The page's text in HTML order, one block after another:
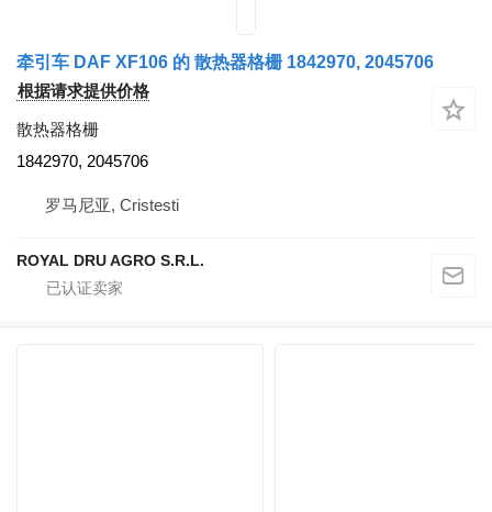
牵引车 DAF XF106 的 散热器格栅 1842970, 2045706
根据请求提供价格
散热器格栅
1842970, 2045706
罗马尼亚, Cristesti
ROYAL DRU AGRO S.R.L.